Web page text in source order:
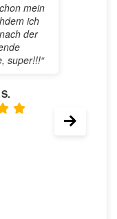
das
Ich
und
Tagen
hab mich
verdiene
die
und wir